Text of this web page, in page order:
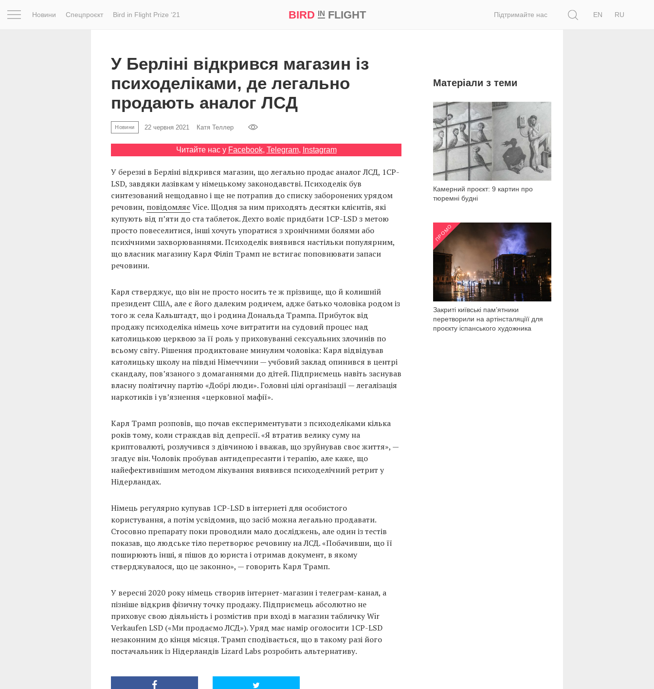
Новини Спецпроєкт Bird in Flight Prize ‘21 BIRD INFLIGHT Підтримайте нас
EN
RU
У Берліні відкрився магазин із
психоделіками, де легально
продають аналог ЛСД
Новини 22 червня 2021 Катя Теллер
Читайте нас у Facebook, Telegram, Instagram
У березні в Берліні відкрився магазин, що легально продає аналог ЛСД, 1CP-
LSD, завдяки лазівкам у німецькому законодавстві. Психоделік був
синтезований нещодавно і ще не потрапив до списку заборонених урядом
речовин, повідомляєVice. Щодня за ним приходять десятки клієнтів, які
купують від п’яти до ста таблеток. Дехто воліє придбати 1CP-LSD з метою
просто повеселитися, інші хочуть упоратися з хронічними болями або
психічними захворюваннями. Психоделік виявився настільки популярним,
що власник магазину Карл Філіп Трамп не встигає поповнювати запаси
речовини.
Карл стверджує, що він не просто носить те ж прізвище, що й колишній
президент США, але є його далеким родичем, адже батько чоловіка родом із
того ж села Кальштадт, що і родина Дональда Трампа. Прибуток від
продажу психоделіка німець хоче витратити на судовий процес над
католицькою церквою за її роль у приховуванні сексуальних злочинів по
всьому світу. Рішення продиктоване минулим чоловіка: Карл відвідував
католицьку школу на півдні Німеччини — учбовий заклад опинився в центрі
скандалу, пов’язаного з домаганнями до дітей. Підприємець навіть заснував
власну політичну партію «Добрі люди». Головні цілі організації — легалізація
наркотиків і ув’язнення «церковної мафії».
Карл Трамп розповів, що почав експериментувати з психоделіками кілька
років тому, коли страждав від депресії. «Я втратив велику суму на
криптовалюті, розлучився з дівчиною і вважав, що зруйнував своє життя», —
згадує він. Чоловік пробував антидепресанти і терапію, але каже, що
найефективнішим методом лікування виявився психоделічний ретрит у
Нідерландах.
Німець регулярно купував 1CP-LSD в інтернеті для особистого
користування, а потім усвідомив, що засіб можна легально продавати.
Стосовно препарату поки проводили мало досліджень, але один із тестів
показав, що людське тіло перетворює речовину на ЛСД. «Побачивши, що її
поширюють інші, я пішов до юриста і отримав документ, в якому
стверджувалося, що це законно», — говорить Карл Трамп.
У вересні 2020 року німець створив інтернет-магазин і телеграм-канал, а
пізніше відкрив фізичну точку продажу. Підприємець абсолютно не
приховує свою діяльність і розмістив при вході в магазин табличку Wir
Verkaufen LSD («Ми продаємо ЛСД»). Уряд має намір оголосити 1CP-LSD
незаконним до кінця місяця. Трамп сподівається, що в такому разі його
постачальник із Нідерландів Lizard Labs розробить альтернативу.
Матеріали з теми
Камерний проєкт: 9 картин про
тюремні будні
22 216
ПРОМО
Закриті київські пам’ятники
перетворили на артінсталяціїї для
проєкту іспанського художника